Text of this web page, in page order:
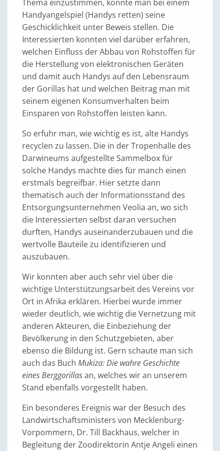
Thema einzustimmen, konnte man bei einem
Handyangelspiel (Handys retten) seine
Geschicklichkeit unter Beweis stellen. Die
Interessierten konnten viel darüber erfahren,
welchen Einfluss der Abbau von Rohstoffen für
die Herstellung von elektronischen Geräten
und damit auch Handys auf den Lebensraum
der Gorillas hat und welchen Beitrag man mit
seinem eigenen Konsumverhalten beim
Einsparen von Rohstoffen leisten kann.
So erfuhr man, wie wichtig es ist, alte Handys
recyclen zu lassen. Die in der Tropenhalle des
Darwineums aufgestellte Sammelbox für
solche Handys machte dies für manch einen
erstmals begreifbar. Hier setzte dann
thematisch auch der Informationsstand des
Entsorgungsunternehmen Veolia an, wo sich
die Interessierten selbst daran versuchen
durften, Handys auseinanderzubauen und die
wertvolle Bauteile zu identifizieren und
auszubauen.
Wir konnten aber auch sehr viel über die
wichtige Unterstützungsarbeit des Vereins vor
Ort in Afrika erklären. Hierbei wurde immer
wieder deutlich, wie wichtig die Vernetzung mit
anderen Akteuren, die Einbeziehung der
Bevölkerung in den Schutzgebieten, aber
ebenso die Bildung ist. Gern schaute man sich
auch das Buch Mukiza: Die wahre Geschichte
eines Berggorillasan, welches wir an unserem
Stand ebenfalls vorgestellt haben.
Ein besonderes Ereignis war der Besuch des
Landwirtschaftsministers von Mecklenburg-
Vorpommern, Dr. Till Backhaus, welcher in
Begleitung der Zoodirektorin Antje Angeli einen